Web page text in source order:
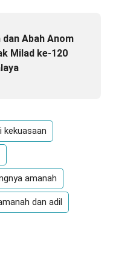
dan Abah Anom
Milad ke-120
kekuasaan
amanah
dan adil